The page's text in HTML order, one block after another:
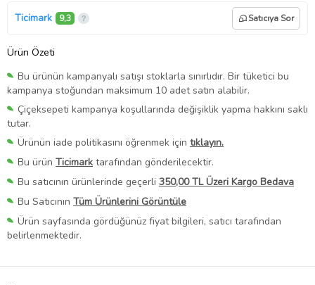
Ticimark 9,3 Satıcıya Sor
Ürün Özeti
Bu ürünün kampanyalı satışı stoklarla sınırlıdır. Bir tüketici bu
kampanya stoğundan maksimum 10 adet satın alabilir.
Çiçeksepeti kampanya koşullarında değişiklik yapma hakkını saklı
tutar.
Ürünün iade politikasını öğrenmek için tıklayın.
Bu ürün Ticimark tarafından gönderilecektir.
Bu satıcının ürünlerinde geçerli 350,00 TL Üzeri Kargo Bedava
Bu Satıcının Tüm Ürünlerini Görüntüle
Ürün sayfasında gördüğünüz fiyat bilgileri, satıcı tarafından
belirlenmektedir.